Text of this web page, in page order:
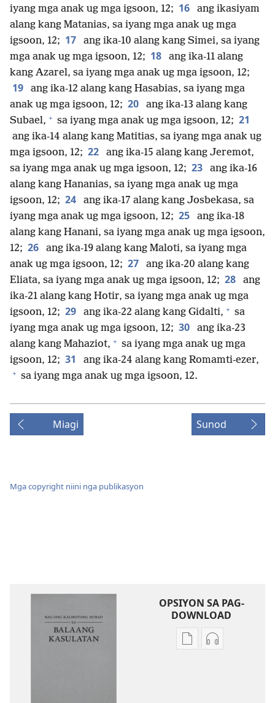
iyang mga anak ug mga igsoon, 12; 16
ang ikasiyam
alang kang Matanias, sa iyang mga anak ug mga
igsoon, 12; 17
ang ika-10 alang kang Simei, sa iyang
mga anak ug mga igsoon, 12; 18
ang ika-11 alang
kang Azarel, sa iyang mga anak ug mga igsoon, 12;
19
ang ika-12 alang kang Hasabias, sa iyang mga
anak ug mga igsoon, 12; 20
ang ika-13 alang kang
Subael, + sa iyang mga anak ug mga igsoon, 12; 21
ang ika-14 alang kang Matitias, sa iyang mga anak ug
mga igsoon, 12; 22
ang ika-15 alang kang Jeremot,
sa iyang mga anak ug mga igsoon, 12; 23
ang ika-16
alang kang Hananias, sa iyang mga anak ug mga
igsoon, 12; 24
ang ika-17 alang kang Josbekasa, sa
iyang mga anak ug mga igsoon, 12; 25
ang ika-18
alang kang Hanani, sa iyang mga anak ug mga igsoon,
12; 26
ang ika-19 alang kang Maloti, sa iyang mga
anak ug mga igsoon, 12; 27
ang ika-20 alang kang
Eliata, sa iyang mga anak ug mga igsoon, 12; 28
ang
ika-21 alang kang Hotir, sa iyang mga anak ug mga
igsoon, 12; 29 ang ika-22 alang kang Gidalti, + sa
iyang mga anak ug mga igsoon, 12; 30
ang ika-23
alang kang Mahaziot, + sa iyang mga anak ug mga
igsoon, 12; 31 ang ika-24 alang kang Romamti-ezer,
+ sa iyang mga anak ug mga igsoon, 12.
Miagi Sunod
Mga copyright niini nga publikasyon
OPSIYON SA PAG-
DOWNLOAD
OpsiyonOpsiyon